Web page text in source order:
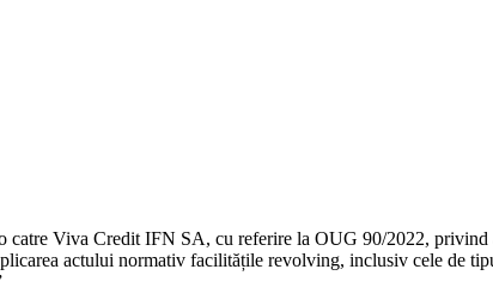
catre Viva Credit IFN SA, cu referire la OUG 90/2022,
actului normativ facilitățile revolving, inclusiv cele de